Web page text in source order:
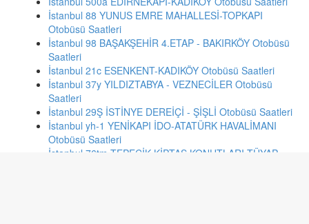
İstanbul 88 YUNUS EMRE MAHALLESİ-TOPKAPI
Otobüsü Saatleri
İstanbul 98 BAŞAKŞEHİR 4.ETAP - BAKIRKÖY Otobüsü
Saatleri
İstanbul 21c ESENKENT-KADIKÖY Otobüsü Saatleri
İstanbul 37y YILDIZTABYA - VEZNECİLER Otobüsü
Saatleri
İstanbul 29Ş İSTİNYE DEREİÇİ - ŞİŞLİ Otobüsü Saatleri
İstanbul yh-1 YENİKAPI İDO-ATATÜRK HAVALİMANI
Otobüsü Saatleri
İstanbul 76tm TEPECİK KİPTAŞ KONUTLARI-TÜYAP